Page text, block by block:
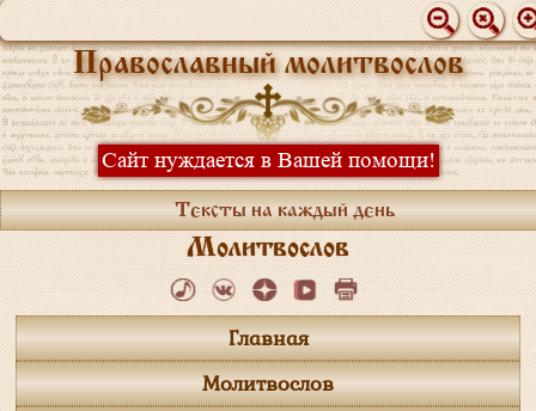
Православный молитвослов
Сайт нуждается в Вашей помощи!
Тексты на каждый день
Молитвослов
Главная
Молитвослов